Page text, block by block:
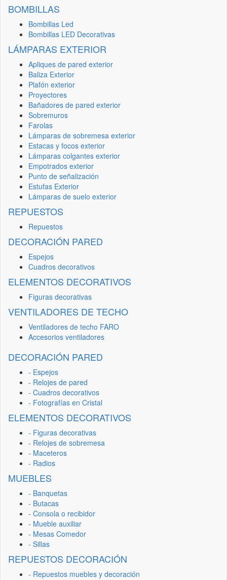
BOMBILLAS
Bombillas Led
Bombillas LED Decorativas
LÁMPARAS EXTERIOR
Apliques de pared exterior
Baliza Exterior
Plafón exterior
Proyectores
Bañadores de pared exterior
Sobremuros
Farolas
Lámparas de sobremesa exterior
Estacas y focos exterior
Lámparas colgantes exterior
Empotrados exterior
Punto de señalización
Estufas Exterior
Lámparas de suelo exterior
REPUESTOS
Repuestos
DECORACIÓN PARED
Espejos
Cuadros decorativos
ELEMENTOS DECORATIVOS
Figuras decorativas
VENTILADORES DE TECHO
Ventiladores de techo FARO
Accesorios ventiladores
DECORACIÓN PARED
- Espejos
- Relojes de pared
- Cuadros decorativos
- Fotografías en Cristal
ELEMENTOS DECORATIVOS
- Figuras decorativas
- Relojes de sobremesa
- Maceteros
- Radios
MUEBLES
- Banquetas
- Butacas
- Consola o recibidor
- Mueble auxiliar
- Mesas Comedor
- Sillas
REPUESTOS DECORACIÓN
- Repuestos muebles y decoración